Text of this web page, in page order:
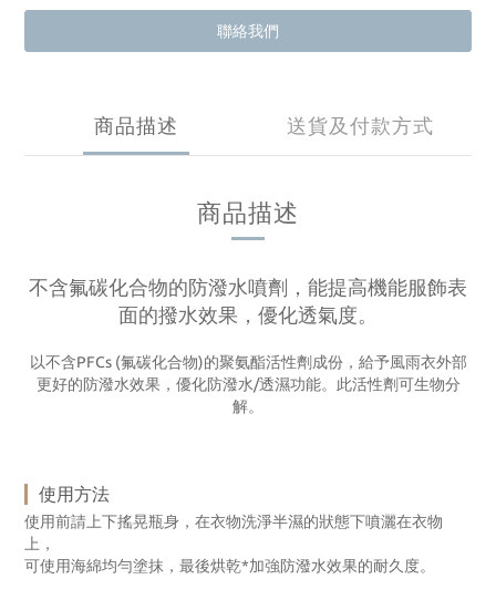
聯絡我們
商品描述 送貨及付款方式
商品描述
不含氟碳化合物的防潑水噴劑，能提高機能服飾表
面的撥水效果，優化透氣度。
以不含PFCs (氟碳化合物)的聚氨酯活性劑成份，給予風雨衣外部
更好的防潑水效果，優化防潑水/透濕功能。此活性劑可生物分
解。
使用方法
使用前請上下搖晃瓶身，在衣物洗淨半濕的狀態下噴灑在衣物
上，
可使用海綿均勻塗抹，最後烘乾*加強防潑水效果的耐久度。